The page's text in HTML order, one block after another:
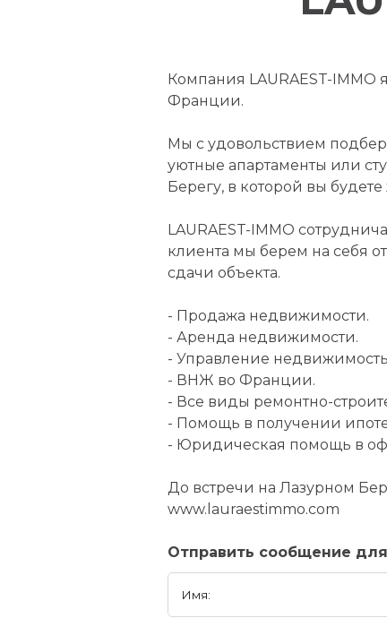
Компания LAURAEST-
Франции.
Мы с удовольствием
уютные апартаменты или
Берегу, в которой вы
LAURAEST-IMMO
клиента мы берем на себя
сдачи объекта.
- Продажа недвижимости.
- Аренда недвижимости.
- Управление
- ВНЖ во Франции.
- Все виды ремонтно-
- Помощь в получении
- Юридическая помощь в
До встречи на Лазурном
www.lauraestimmo.com
Отправить сообщение для
Имя: